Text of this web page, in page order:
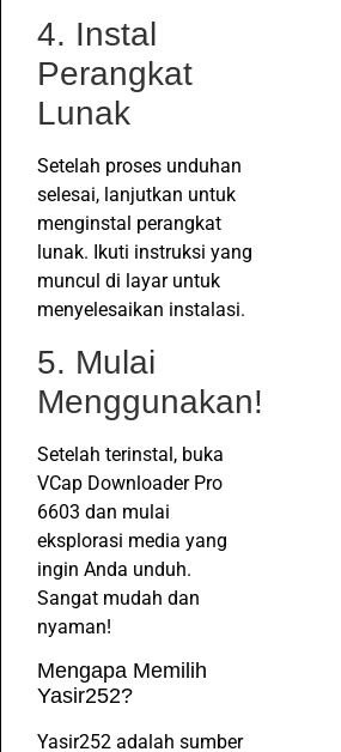
4. Instal
Perangkat
Lunak
Setelah proses unduhan
selesai, lanjutkan untuk
menginstal perangkat
lunak. Ikuti instruksi yang
muncul di layar untuk
menyelesaikan instalasi.
5. Mulai
Menggunakan!
Setelah terinstal, buka
VCap Downloader Pro
6603 dan mulai
eksplorasi media yang
ingin Anda unduh.
Sangat mudah dan
nyaman!
Mengapa Memilih
Yasir252?
Yasir252 adalah sumber